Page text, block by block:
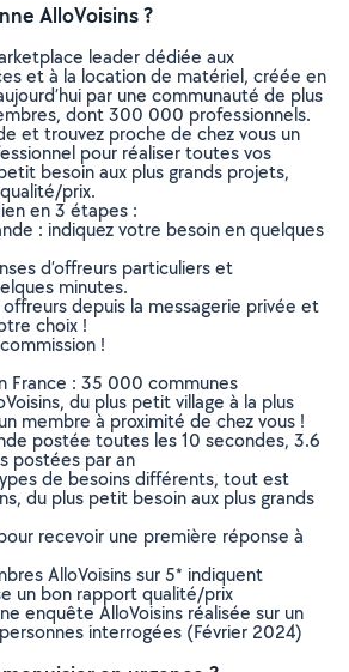
AlloVoisins ?
leader dédiée aux
et à la location de matériel, créée en
par une communauté de plus
dont 300 000 professionnels.
et trouvez proche de chez vous un
pour réaliser toutes vos
besoin aux plus grands projets,
prix.
en 3 étapes :
: indiquez votre besoin en quelques
d’offreurs particuliers et
minutes.
offreurs depuis la messagerie privée et
choix !
!
France : 35 000 communes
du plus petit village à la plus
membre à proximité de chez vous !
postée toutes les 10 secondes, 3.6
postées par an
de besoins différents, tout est
du plus petit besoin aux plus grands
recevoir une première réponse à
AlloVoisins sur 5* indiquent
un bon rapport qualité/prix
enquête AlloVoisins réalisée sur un
interrogées (Février 2024)